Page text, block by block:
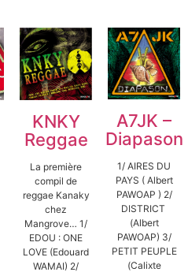
KNKY
Reggae
La première
compil de
reggae Kanaky
chez
Mangrove… 1/
EDOU : ONE
LOVE (Edouard
WAMAI) 2/
A7JK –
Diapason
1/ AIRES DU
PAYS ( Albert
PAWOAP ) 2/
DISTRICT
(Albert
PAWOAP) 3/
PETIT PEUPLE
(Calixte